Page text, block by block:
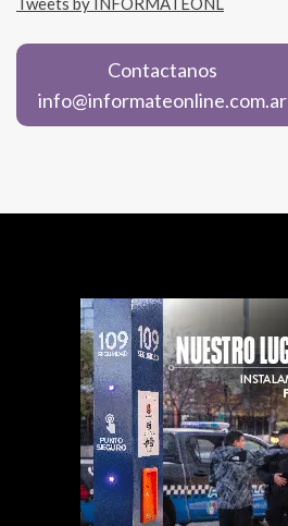
Contactanos
info@informateonline.com.ar